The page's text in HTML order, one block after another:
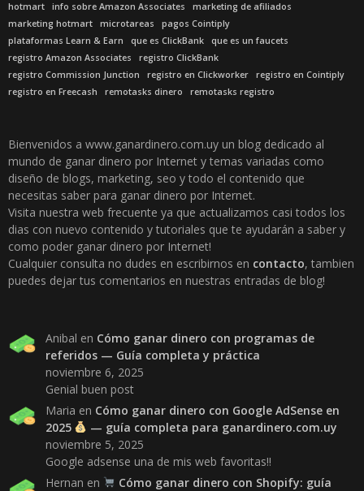
hotmart
info sobre Amazon Associates
marketing de afiliados
marketing hotmart
microtareas
pagos Cointiply
plataformas Learn & Earn
que es ClickBank
que es un faucets
registro Amazon Associates
registro ClickBank
registro Commission Junction
registro en Clickworker
registro en Cointiply
registro en Freecash
remotasks dinero remotasks registro
Bienvenidos a www.ganardinero.com.uy un blog dedicado al
mundo de ganar dinero por Internet y temas variadas como
diseño de blogs, marketing, seo y todo el contenido que
necesitas saber para ganar dinero por Internet.
Visita nuestra web frecuente ya que actualizamos casi todos los
dias con nuevo contenido y tutoriales que te ayudarán a saber y
como poder ganar dinero por Internet!
Cualquier consulta no dudes en escribirnos en contacto, tambien
puedes dejar tus comentarios en nuestras entradas de blog!
Anibal en Cómo ganar dinero con programas de
referidos — Guía completa y práctica
noviembre 6, 2025
Genial buen post
Maria en Cómo ganar dinero con Google AdSense en
2025
— guía completa para ganardinero.com.uy
noviembre 5, 2025
Google adsense una de mis web favoritas!!
Hernan en
Cómo ganar dinero con Shopify: guía